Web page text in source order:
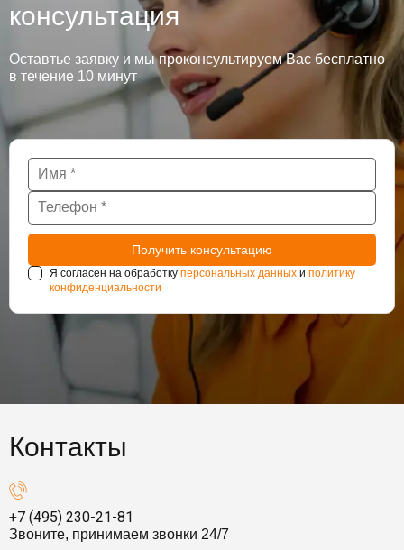
консультация
Оставтье заявку и мы проконсультируем Вас бесплатно
в течение 10 минут
Я согласен на обработку персональных данных и политику
конфиденциальности
Контакты
+7 (495) 230-21-81
Звоните, принимаем звонки 24/7